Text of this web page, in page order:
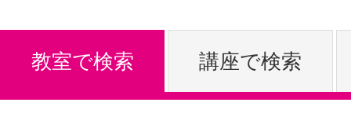
特集をみる
教室で検索 講座で検索